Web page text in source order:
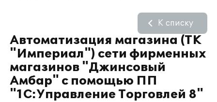
Автоматизация магазина (ТК
"Империал") сети фирменных
магазинов "Джинсовый
Амбар" с помощью ПП
"1С:Управление Торговлей 8"
К списку